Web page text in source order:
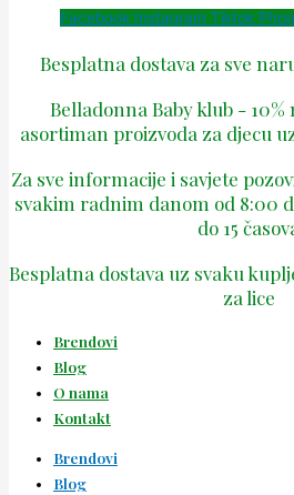
Facebook Instagram Tiktok
Besplatna dostava za sve
Belladonna Baby klub -
asortiman proizvoda za djecu
Za sve informacije i savjete
svakim radnim danom od 8:00
do 15
Besplatna dostava uz svaku
za lice
Brendovi
Blog
O nama
Kontakt
Brendovi
Blog